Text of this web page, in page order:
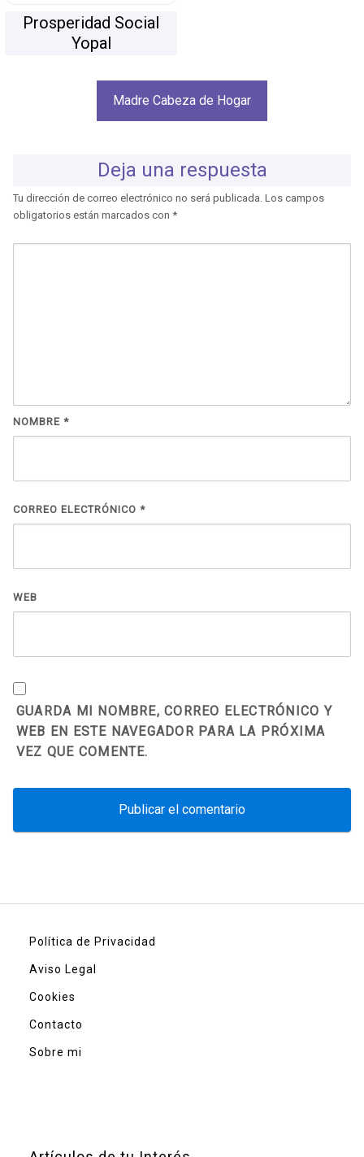
Prosperidad Social
Yopal
Madre Cabeza de Hogar
Deja una respuesta
Tu dirección de correo electrónico no será publicada. Los campos
obligatorios están marcados con *
NOMBRE *
CORREO ELECTRÓNICO *
WEB
GUARDA MI NOMBRE, CORREO ELECTRÓNICO Y
WEB EN ESTE NAVEGADOR PARA LA PRÓXIMA
VEZ QUE COMENTE.
Política de Privacidad
Aviso Legal
Cookies
Contacto
Sobre mi